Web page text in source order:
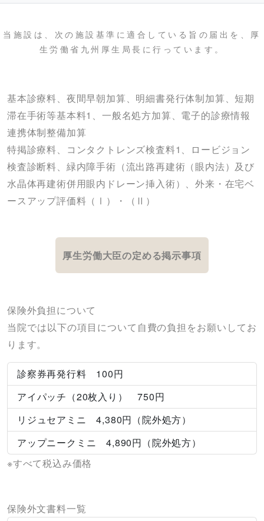
当施設は、次の施設基準に適合している旨の届出を、厚
生労働省九州厚生局長に行っています。
基本診療料、夜間早朝加算、明細書発行体制加算、短期
滞在手術等基本料1、一般名処方加算、電子的診療情報
連携体制整備加算
特掲診療料、コンタクトレンズ検査料1、ロービジョン
検査診断料、緑内障手術（流出路再建術（眼内法）及び
水晶体再建術併用眼内ドレーン挿入術）、外来・在宅ベ
ースアップ評価料（Ⅰ）・（Ⅱ）
厚生労働大臣の定める掲示事項
保険外負担について
当院では以下の項目について自費の負担をお願いしてお
ります。
診察券再発行料 100円
アイパッチ（20枚入り） 750円
リジュセアミニ 4,380円（院外処方）
アップニークミニ 4,890円（院外処方）
※すべて税込み価格
保険外文書料一覧